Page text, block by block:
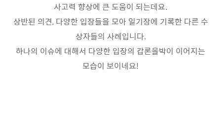
사고력 향상에 큰 도움이 되는데요.
상반된 의견, 다양한 입장들을 모아 일기장에 기록한 다른 수
상자들의 사례입니다.
하나의 이슈에 대해서 다양한 입장의 갑론을박이 이어지는
모습이 보이네요!